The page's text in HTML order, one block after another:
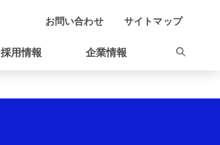
お問い合わせ サイトマップ
採用情報 企業情報